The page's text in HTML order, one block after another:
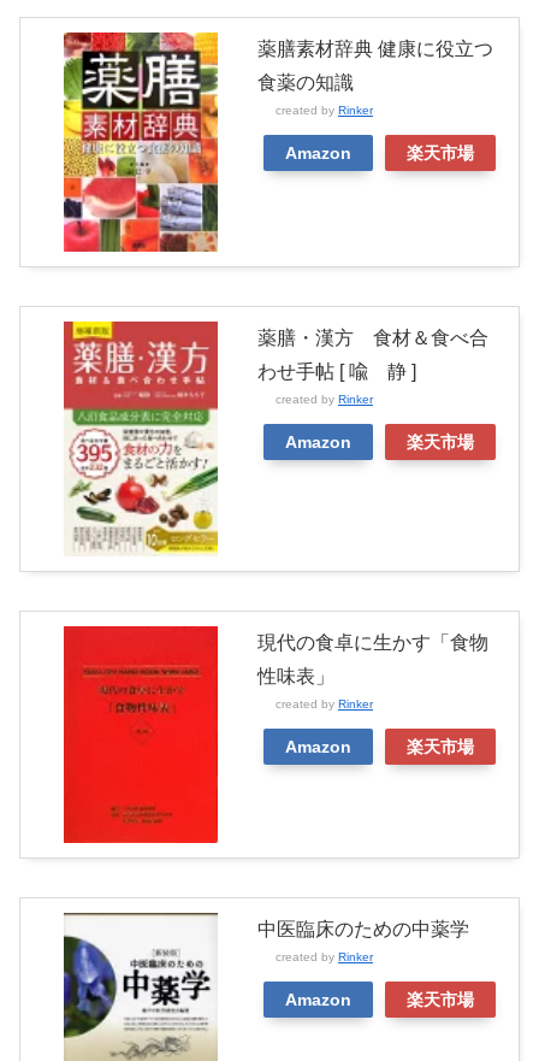
薬膳素材辞典 健康に役立つ
食薬の知識
created by Rinker
Amazon 楽天市場
薬膳・漢方 食材＆食べ合
わせ手帖 [ 喩 静 ]
created by Rinker
Amazon 楽天市場
現代の食卓に生かす「食物
性味表」
created by Rinker
Amazon 楽天市場
中医臨床のための中薬学
created by Rinker
Amazon 楽天市場